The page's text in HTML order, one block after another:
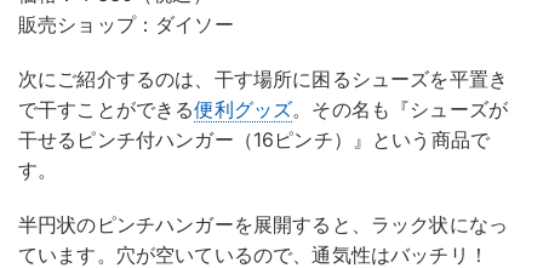
販売ショップ：ダイソー
次にご紹介するのは、干す場所に困るシューズを平置き
で干すことができる便利グッズ。その名も『シューズが
干せるピンチ付ハンガー（16ピンチ）』という商品で
す。
半円状のピンチハンガーを展開すると、ラック状になっ
ています。穴が空いているので、通気性はバッチリ！